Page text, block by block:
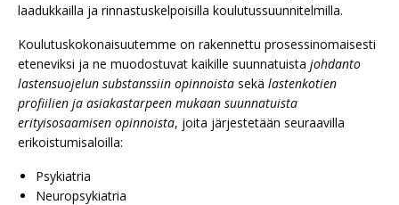
laadukkailla ja rinnastuskelpoisilla koulutussuunnitelmilla.
Koulutuskokonaisuutemme on rakennettu prosessinomaisesti
eteneviksi ja ne muodostuvat kaikille suunnatuista johdanto
lastensuojelun substanssiin opinnoista sekä lastenkotien
profiilien ja asiakastarpeen mukaan​ suunnatuista
erityisosaamisen opinnoista, joita järjestetään seuraavilla
erikoistumisaloilla:
Psykiatria
Neuropsykiatria